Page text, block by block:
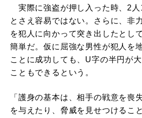
実際に強盗が押し入った時、2人
とさえ容易ではない。さらに、非
を犯人に向かって突き出したとし
簡単だ。仮に屈強な男性が犯人を
ことに成功しても、U字の半円が
こともできるという。
「護身の基本は、相手の戦意を喪
を与えたり、脅威を見せつけるこ